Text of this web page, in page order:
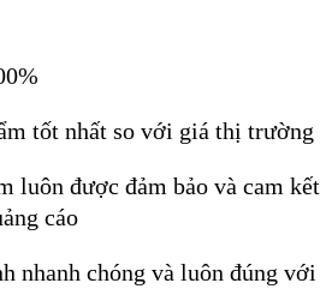
tốt nhất so với giá thị trường
luôn được đảm bảo và cam kết
cáo
nhanh chóng và luôn đúng với